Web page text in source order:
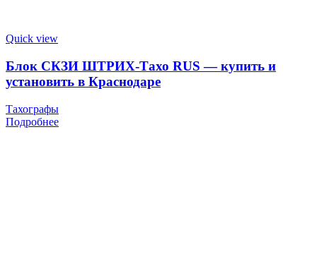
Quick view
Блок СКЗИ ШТРИХ-Тахо RUS — купить и
установить в Краснодаре
Тахографы
Подробнее